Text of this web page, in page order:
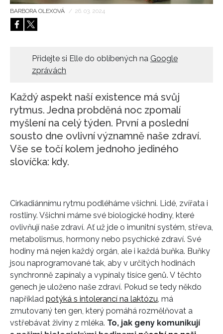
HOME
BARBORA OLEXOVÁ / 26. 03. 2024
Přidejte si Elle do oblíbených na Google
zprávách
Každý aspekt naší existence má svůj
rytmus. Jedna probděná noc zpomalí
myšlení na celý týden. První a poslední
sousto dne ovlivní významně naše zdraví.
Vše se točí kolem jednoho jediného
slovíčka: kdy.
Cirkadiánnímu rytmu podléháme všichni. Lidé, zvířata i
rostliny. Všichni máme své biologické hodiny, které
ovlivňují naše zdraví. Ať už jde o imunitní systém, střeva,
metabolismus, hormony nebo psychické zdraví. Své
hodiny má nejen každý orgán, ale i každá buňka. Buňky
jsou naprogramované tak, aby v určitých hodinách
synchronně zapínaly a vypínaly tisíce genů. V těchto
genech je uloženo naše zdraví. Pokud se tedy někdo
například potýká s intolerancí na laktózu, má
zmutovaný ten gen, který pomáhá rozmělňovat a
vstřebávat živiny z mléka. To, jak geny komunikují